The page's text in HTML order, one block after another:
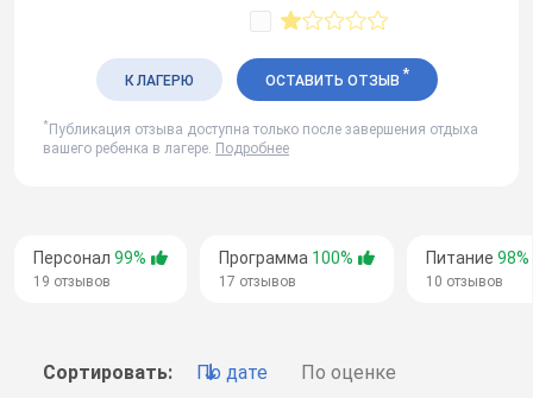
Персонал 99%
19 отзывов
Программа 100%
17 отзывов
Питание 98%
10 отзывов
Сортировать: По дате По оценке
К ЛАГЕРЮ ОСТАВИТЬ ОТЗЫВ *
* Публикация отзыва доступна только после завершения отдыха
вашего ребенка в лагере. Подробнее